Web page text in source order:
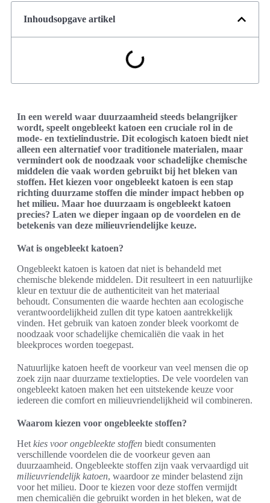
Inhoudsopgave artikel
In een wereld waar duurzaamheid steeds belangrijker
wordt, speelt ongebleekt katoen een cruciale rol in de
mode- en textielindustrie. Dit ecologisch katoen biedt niet
alleen een alternatief voor traditionele materialen, maar
vermindert ook de noodzaak voor schadelijke chemische
middelen die vaak worden gebruikt bij het bleken van
stoffen. Het kiezen voor ongebleekt katoen is een stap
richting duurzame stoffen die minder impact hebben op
het milieu. Maar hoe duurzaam is ongebleekt katoen
precies? Laten we dieper ingaan op de voordelen en de
betekenis van deze milieuvriendelijke keuze.
Wat is ongebleekt katoen?
Ongebleekt katoen is katoen dat niet is behandeld met
chemische blekende middelen. Dit resulteert in een natuurlijke
kleur en textuur die de authenticiteit van het materiaal
behoudt. Consumenten die waarde hechten aan ecologische
verantwoordelijkheid zullen dit type katoen aantrekkelijk
vinden. Het gebruik van katoen zonder bleek voorkomt de
noodzaak voor schadelijke chemicaliën die vaak in het
bleekproces worden toegepast.
Natuurlijke katoen heeft de voorkeur van veel mensen die op
zoek zijn naar duurzame textielopties. De vele voordelen van
ongebleekt katoen maken het een uitstekende keuze voor
iedereen die comfort en milieuvriendelijkheid wil combineren.
Waarom kiezen voor ongebleekte stoffen?
Het kies voor ongebleekte stoffen biedt consumenten
verschillende voordelen die de voorkeur geven aan
duurzaamheid. Ongebleekte stoffen zijn vaak vervaardigd uit
milieuvriendelijk katoen, waardoor ze minder belastend zijn
voor het milieu. Door te kiezen voor deze stoffen vermijdt
men chemicaliën die gebruikt worden in het bleken, wat de